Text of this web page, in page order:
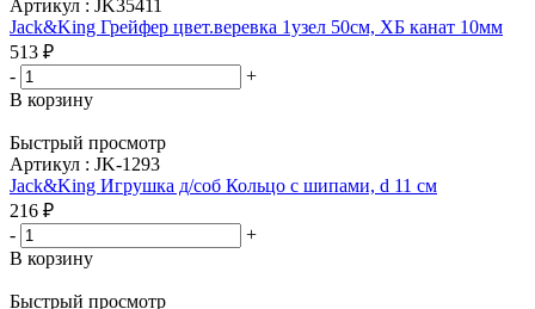
Артикул : JK35411
Jack&King Грейфер цвет.веревка 1узел 50см, ХБ канат 10мм
513 ₽
-
+
В корзину
Быстрый просмотр
Артикул : JK-1293
Jack&King Игрушка д/соб Кольцо с шипами, d 11 см
216 ₽
-
+
В корзину
Быстрый просмотр